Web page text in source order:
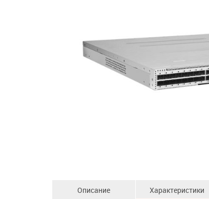
Описание Характеристики